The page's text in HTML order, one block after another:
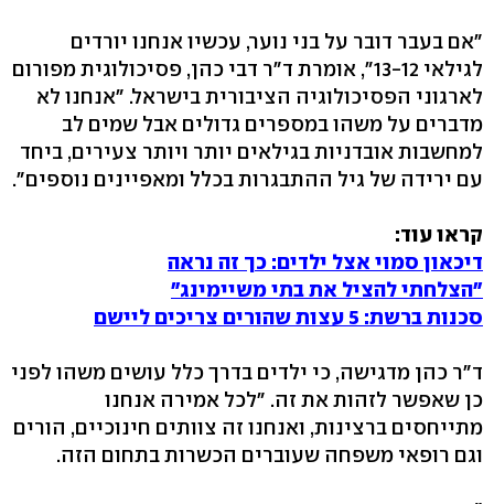
"אם בעבר דובר על בני נוער, עכשיו אנחנו יורדים
לגילאי 13-12", אומרת ד"ר דבי כהן, פסיכולוגית מפורום
לארגוני הפסיכולוגיה הציבורית בישראל. "אנחנו לא
מדברים על משהו במספרים גדולים אבל שמים לב
למחשבות אובדניות בגילאים יותר ויותר צעירים, ביחד
עם ירידה של גיל ההתבגרות בכלל ומאפיינים נוספים".
קראו עוד:
דיכאון סמוי אצל ילדים: כך זה נראה
"הצלחתי להציל את בתי משיימינג"
סכנות ברשת: 5 עצות שהורים צריכים ליישם
ד"ר כהן מדגישה, כי ילדים בדרך כלל עושים משהו לפני
כן שאפשר לזהות את זה. "לכל אמירה אנחנו
מתייחסים ברצינות, ואנחנו זה צוותים חינוכיים, הורים
וגם רופאי משפחה שעוברים הכשרות בתחום הזה.